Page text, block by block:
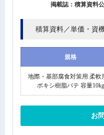
掲載誌：積算資料
積算資料／単価・資
規格
地際・基部腐食対策用 柔軟
ポキシ樹脂パテ 容量10kg
お